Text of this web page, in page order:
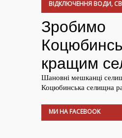
ВІДКЛЮЧЕННЯ ВОДИ,
МИ НА FACEBOOK